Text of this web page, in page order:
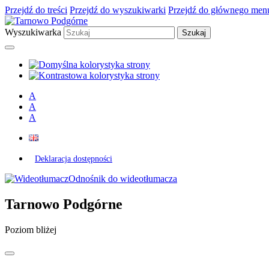
Przejdź do treści Przejdź do wyszukiwarki Przejdź do głównego
Wyszukiwarka
A
A
A
Deklaracja dostępności
Odnośnik do wideotłumacza
Tarnowo Podgórne
Poziom bliżej